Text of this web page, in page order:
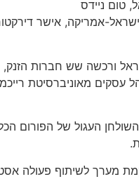
השנתית של לשכת המסחר ישראל-
את היקף עסקיה בישראל ורכשה שש
מאוניברסיטת
העגול של הפורום
מערך לשיתוף פעולה